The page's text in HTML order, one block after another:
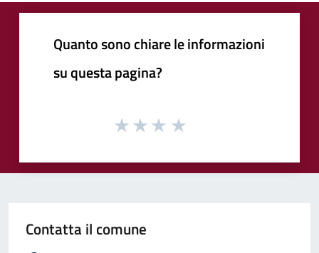
Quanto sono chiare le informazioni
su questa pagina?
Contatta il comune